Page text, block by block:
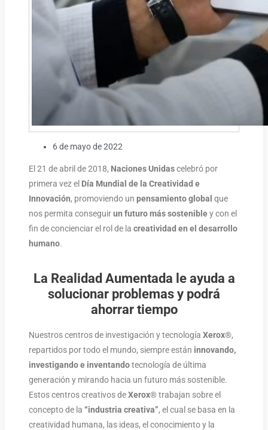
6 de mayo de 2022
El 21 de abril de 2018, Naciones Unidascelebró por
primera vez el Día Mundial de la Creatividad e
Innovación, promoviendo un pensamiento global que
nos permita conseguirun futuro más sostenibley con el
fin de concienciar el rol de la creatividad en el desarrollo
humano.
La Realidad Aumentada le ayuda a
solucionar problemas y podrá
ahorrar tiempo
Nuestros centros de investigación y tecnología Xerox®,
repartidos por todo el mundo, siempre están innovando,
investigando e inventandotecnología de última
generación y mirando hacia un futuro más sostenible.
Estos centros creativos deXerox® trabajan sobre el
concepto de la “industria creativa”, el cual se basa en la
creatividad humana, las ideas, el conocimiento y la